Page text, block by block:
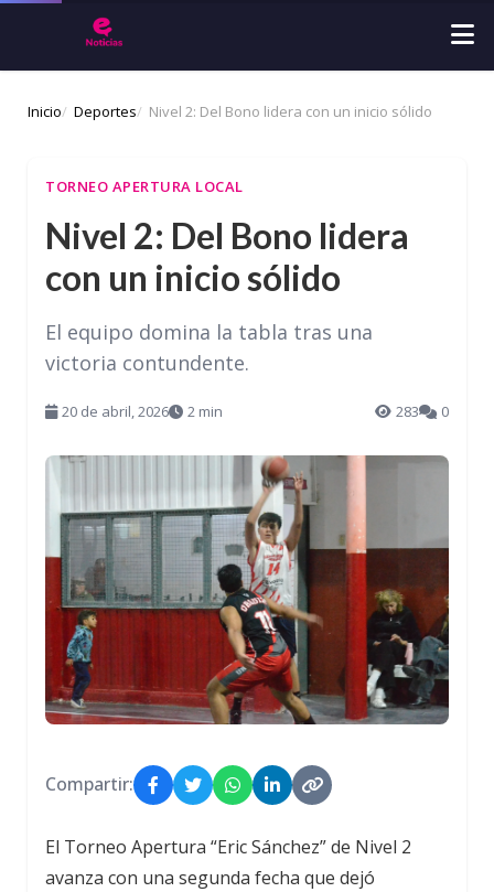
Inicio Deportes Nivel 2: Del Bono lidera con un inicio sólido
TORNEO APERTURA LOCAL
Nivel 2: Del Bono lidera
con un inicio sólido
El equipo domina la tabla tras una
victoria contundente.
20 de abril, 2026 2 min 283 0
Compartir:
El Torneo Apertura “Eric Sánchez” de Nivel 2
avanza con una segunda fecha que dejó